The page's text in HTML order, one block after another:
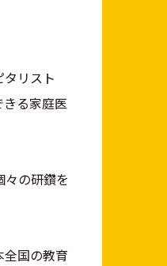
リスト
る家庭医
の研鑽を
国の教育